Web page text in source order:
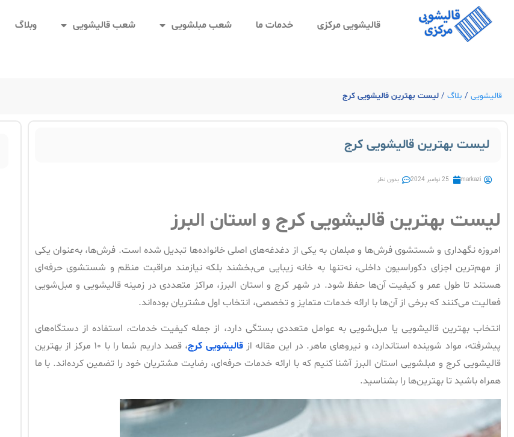
قالیشویی مرکزی خدمات ما شعب مبلشویی شعب قالیشویی وبلاگ
قالیشویی / بلاگ / لیست بهترین قالیشویی کرج
لیست بهترین قالیشویی کرج
markazi 25 نوامبر 2024 بدون نظر
لیست بهترین قالیشویی کرج و استان البرز
امروزه نگهداری و شستشوی فرش‌ها و مبلمان به یکی از دغدغه‌های اصلی خانواده‌ها تبدیل شده است. فرش‌ها، به‌عنوان یکی
از مهم‌ترین اجزای دکوراسیون داخلی، نه‌تنها به خانه زیبایی می‌بخشند بلکه نیازمند مراقبت منظم و شستشوی حرفه‌ای
هستند تا طول عمر و کیفیت آن‌ها حفظ شود. در شهر کرج و استان البرز، مراکز متعددی در زمینه قالیشویی و مبل‌شویی
فعالیت می‌کنند که برخی از آن‌ها با ارائه خدمات متمایز و تخصصی، انتخاب اول مشتریان بوده‌اند.
انتخاب بهترین قالیشویی یا مبل‌شویی به عوامل متعددی بستگی دارد، از جمله کیفیت خدمات، استفاده از دستگاه‌های
پیشرفته، مواد شوینده استاندارد، و نیروهای ماهر. در این مقاله ازقالیشویی کرج
، قصد داریم شما را با ۱۰ مرکز از بهترین
قالیشویی کرج و مبلشویی استان البرز آشنا کنیم که با ارائه خدمات حرفه‌ای، رضایت مشتریان خود را تضمین کرده‌اند. با ما
همراه باشید تا بهترین‌ها را بشناسید.